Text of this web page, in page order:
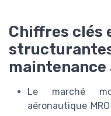
Chiffres clés
maintenance
Le marché
aéronautique